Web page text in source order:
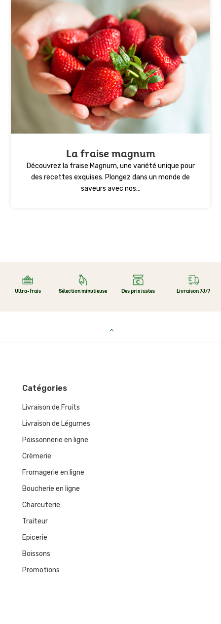
La fraise magnum
Découvrez la fraise Magnum, une variété unique pour
des recettes exquises. Plongez dans un monde de
saveurs avec nos...
Ultra-frais Sélection minutieuse Des prix justes Livraison 7J/7
Catégories
Livraison de Fruits
Livraison de Légumes
Poissonnerie en ligne
Crèmerie
Fromagerie en ligne
Boucherie en ligne
Charcuterie
Traiteur
Epicerie
Boissons
Promotions